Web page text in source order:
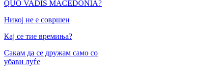
QUO VADIS MACEDONIA?
Никој не е совршен
Кај се тие времиња?
Сакам да се дружам само со
убави луѓе